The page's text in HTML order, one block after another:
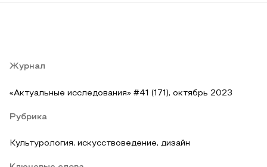
Журнал
«Актуальные исследования» #41 (171), октябрь 2023
Рубрика
Культурология, искусствоведение, дизайн